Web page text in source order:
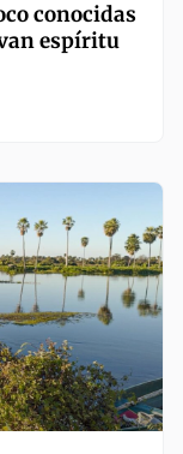
conocidas
espíritu